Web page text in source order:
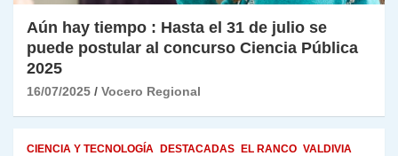
Aún hay tiempo : Hasta el 31 de julio se
puede postular al concurso Ciencia Pública
2025
16/07/2025 Vocero Regional
CIENCIA Y TECNOLOGÍA DESTACADAS EL RANCO VALDIVIA